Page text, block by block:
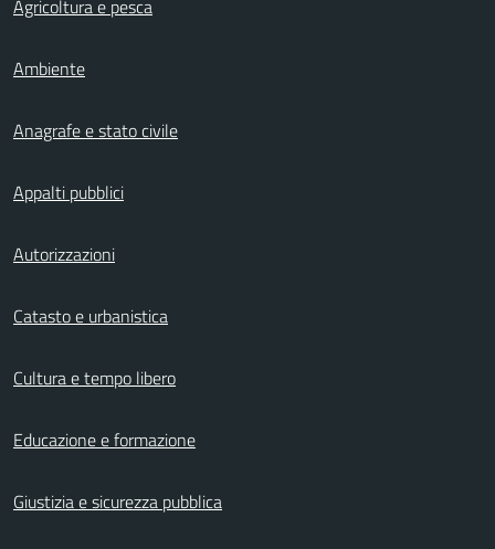
Agricoltura e pesca
Ambiente
Anagrafe e stato civile
Appalti pubblici
Autorizzazioni
Catasto e urbanistica
Cultura e tempo libero
Educazione e formazione
Giustizia e sicurezza pubblica